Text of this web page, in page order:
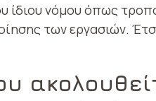
νόμου όπως
των εργασιών.